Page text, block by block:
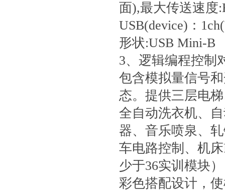
面),最大传送速度
USB(device)：
形状:USB Mini-B
3、逻辑编程控制
包含模拟量信号
态。提供三层电
全自动洗衣机、
器、音乐喷泉、
车电路控制、机
少于36实训模块
彩色搭配设计，